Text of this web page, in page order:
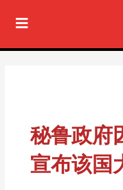
秘鲁政府
宣布该国